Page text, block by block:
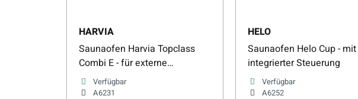
HARVIA
Saunaofen Harvia Topclass
Combi E - für externe
Steuerung
Verfügbar
A6231
HELO
Saunaofen Helo Cup - mit
integrierter Steuerung
Verfügbar
A6252